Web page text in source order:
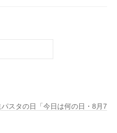
スタの日「今日は何の日・8月7